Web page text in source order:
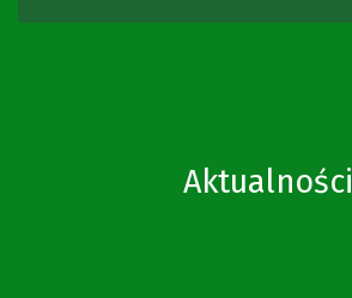
Aktualności